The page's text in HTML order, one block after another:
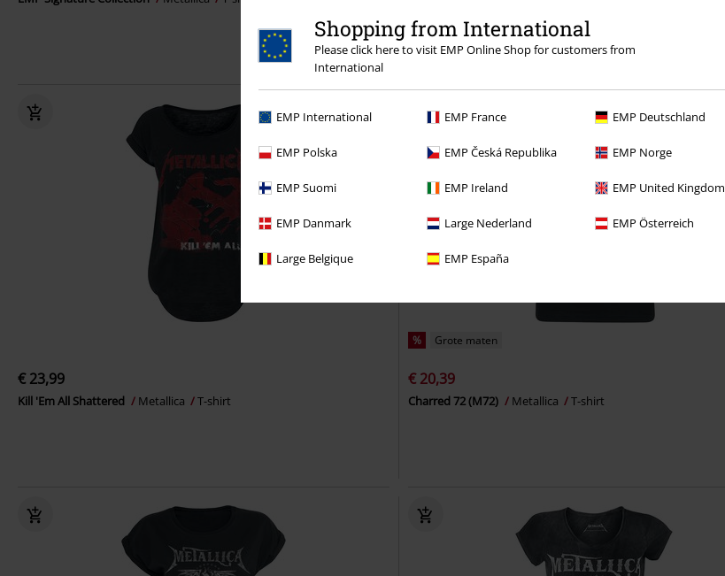
Shopping from International
Please click here to visit EMP Online Shop for customers from
International
EMP International EMP France EMP Deutschland
EMP Polska EMP Česká Republika EMP Norge
EMP Suomi EMP Ireland EMP United Kingdom
EMP Danmark Large Nederland EMP Österreich
Large Belgique EMP España
€ 23,99
Kill 'Em All Shattered Metallica T-shirt
% Grote maten
€ 20,39
Charred 72 (M72) Metallica T-shirt